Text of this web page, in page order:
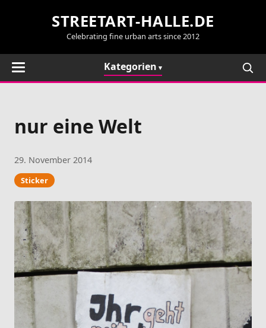
STREETART-HALLE.DE
Celebrating fine urban arts since 2012
Kategorien
nur eine Welt
29. November 2014
Sticker